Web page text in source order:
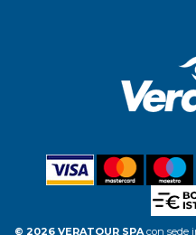
© 2026 VERATOUR SPAcon sede